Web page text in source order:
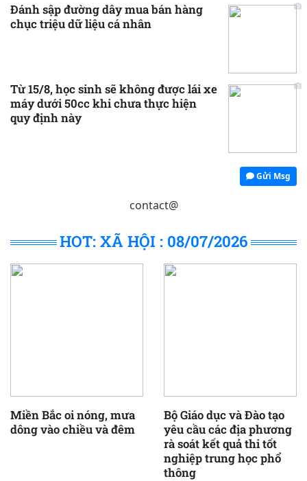
Đánh sập đường dây mua bán hàng
chục triệu dữ liệu cá nhân
Từ 15/8, học sinh sẽ không được lái xe
máy dưới 50cc khi chưa thực hiện
quy định này
Gửi Msg
contact@
HOT: XÃ HỘI : 08/07/2026
Miền Bắc oi nóng, mưa
dông vào chiều và đêm
Bộ Giáo dục và Đào tạo
yêu cầu các địa phương
rà soát kết quả thi tốt
nghiệp trung học phổ
thông